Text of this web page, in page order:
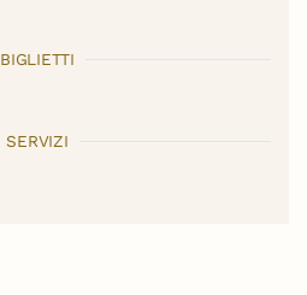
BIGLIETTI
SERVIZI